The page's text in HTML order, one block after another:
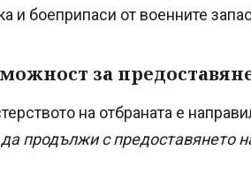
и боеприпаси от военните
за
на отбраната е
продължи с предоставянето